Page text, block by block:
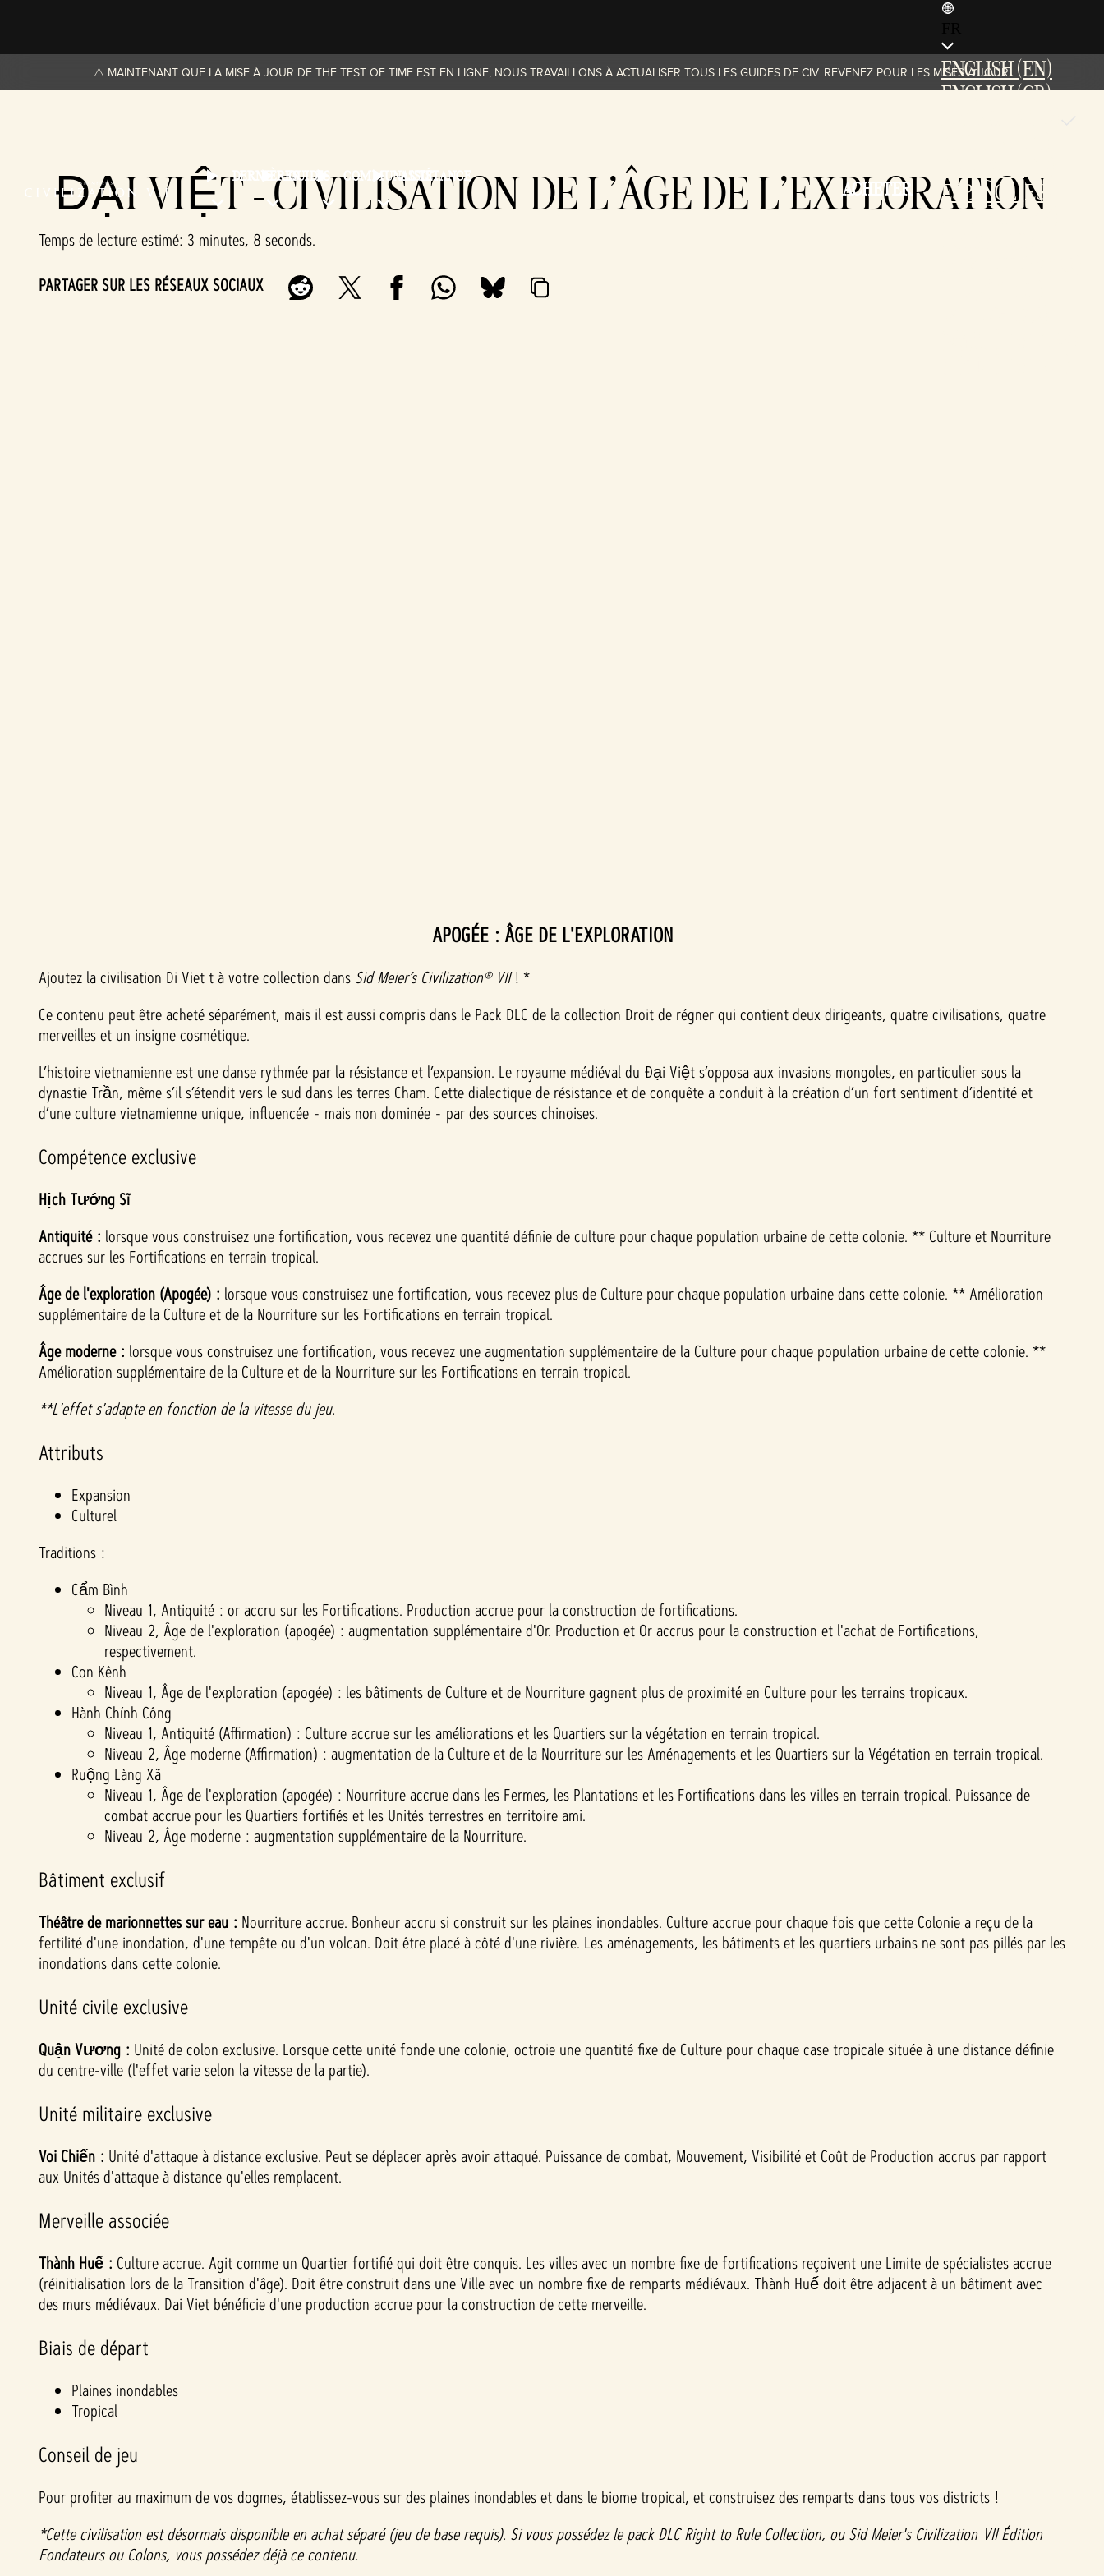
DERNIÈRESGUIDES COMMUNAUTÉASSISTANCE
ACHETER
ENGLISH (EN)
ENGLISH (GB)
ESPAÑOL (ES)
ESPAÑOL (MX)
⚠️ MAINTENANT QUE LA MISE À JOUR DE THE TEST OF TIME EST EN LIGNE, NOUS TRAVAILLONS À ACTUALISER TOUS LES GUIDES DE CIV. REVENEZ POUR LES MISES À JOUR!
ĐẠI VIỆT - CIVILISATION DE L’ÂGE DE L’EXPLORATION
Temps de lecture estimé 3 minutes, 8 seconds
PARTAGER SUR LES RÉSEAUX SOCIAUX
c
c
e
p
t
&
P
l
a
y
En
cliqu
ant
sur
Joue
vous
acce
ptez
la
politi
que
confi
denti
alité
YouT
ube
trans
donn
vers
les
serve
de
le.
APOGÉE : ÂGE DE L'EXPLORATION
Ajoutez la civilisation Di Viet t à votre collection dans Sid Meier’s Civilization® VII! *
Ce contenu peut être acheté séparément, mais il est aussi compris dans le Pack DLC de la collection Droit de régner qui contient deux dirigeants, quatre civilisations, quatre
merveilles et un insigne cosmétique.
L’histoire vietnamienne est une danse rythmée par la résistance et l’expansion. Le royaume médiéval du Đại Việt s’opposa aux invasions mongoles, en particulier sous la
dynastie Trần, même s’il s’étendit vers le sud dans les terres Cham. Cette dialectique de résistance et de conquête a conduit à la création d’un fort sentiment d’identité et
d’une culture vietnamienne unique, influencée - mais non dominée - par des sources chinoises.
Compétence exclusive
Hịch Tướng Sĩ
Antiquité : lorsque vous construisez une fortification, vous recevez une quantité définie de culture pour chaque population urbaine de cette colonie. ** Culture et Nourriture
accrues sur les Fortifications en terrain tropical.
Âge de l'exploration (Apogée) : lorsque vous construisez une fortification, vous recevez plus de Culture pour chaque population urbaine dans cette colonie. ** Amélioration
supplémentaire de la Culture et de la Nourriture sur les Fortifications en terrain tropical.
Âge moderne : lorsque vous construisez une fortification, vous recevez une augmentation supplémentaire de la Culture pour chaque population urbaine de cette colonie. **
Amélioration supplémentaire de la Culture et de la Nourriture sur les Fortifications en terrain tropical.
**L'effet s'adapte en fonction de la vitesse du jeu.
Attributs
Expansion
Culturel
Traditions :
Cẩm Bình
Niveau 1, Antiquité : or accru sur les Fortifications. Production accrue pour la construction de fortifications.
Niveau 2, Âge de l'exploration (apogée) : augmentation supplémentaire d'Or. Production et Or accrus pour la construction et l'achat de Fortifications,
respectivement.
Con Kênh
Niveau 1, Âge de l'exploration (apogée) : les bâtiments de Culture et de Nourriture gagnent plus de proximité en Culture pour les terrains tropicaux.
Hành Chính Công
Niveau 1, Antiquité (Affirmation) : Culture accrue sur les améliorations et les Quartiers sur la végétation en terrain tropical.
Niveau 2, Âge moderne (Affirmation) : augmentation de la Culture et de la Nourriture sur les Aménagements et les Quartiers sur la Végétation en terrain tropical.
Ruộng Làng Xã
Niveau 1, Âge de l'exploration (apogée) : Nourriture accrue dans les Fermes, les Plantations et les Fortifications dans les villes en terrain tropical. Puissance de
combat accrue pour les Quartiers fortifiés et les Unités terrestres en territoire ami.
Niveau 2, Âge moderne : augmentation supplémentaire de la Nourriture.
Bâtiment exclusif
Théâtre de marionnettes sur eau : Nourriture accrue. Bonheur accru si construit sur les plaines inondables. Culture accrue pour chaque fois que cette Colonie a reçu de la
fertilité d'une inondation, d'une tempête ou d'un volcan. Doit être placé à côté d'une rivière. Les aménagements, les bâtiments et les quartiers urbains ne sont pas pillés par les
inondations dans cette colonie.
Unité civile exclusive
Quận Vương : Unité de colon exclusive. Lorsque cette unité fonde une colonie, octroie une quantité fixe de Culture pour chaque case tropicale située à une distance définie
du centre-ville (l'effet varie selon la vitesse de la partie).
Unité militaire exclusive
Voi Chiến : Unité d'attaque à distance exclusive. Peut se déplacer après avoir attaqué. Puissance de combat, Mouvement, Visibilité et Coût de Production accrus par rapport
aux Unités d'attaque à distance qu'elles remplacent.
Merveille associée
Thành Huế : Culture accrue. Agit comme un Quartier fortifié qui doit être conquis. Les villes avec un nombre fixe de fortifications reçoivent une Limite de spécialistes accrue
(réinitialisation lors de la Transition d'âge). Doit être construit dans une Ville avec un nombre fixe de remparts médiévaux. Thành Huế doit être adjacent à un bâtiment avec
des murs médiévaux. Dai Viet bénéficie d'une production accrue pour la construction de cette merveille.
Biais de départ
Plaines inondables
Tropical
Conseil de jeu
Pour profiter au maximum de vos dogmes, établissez-vous sur des plaines inondables et dans le biome tropical, et construisez des remparts dans tous vos districts !
*Cette civilisation est désormais disponible en achat séparé (jeu de base requis). Si vous possédez le pack DLC Right to Rule Collection, ou Sid Meier's Civilization VII Édition
Fondateurs ou Colons, vous possédez déjà ce contenu.